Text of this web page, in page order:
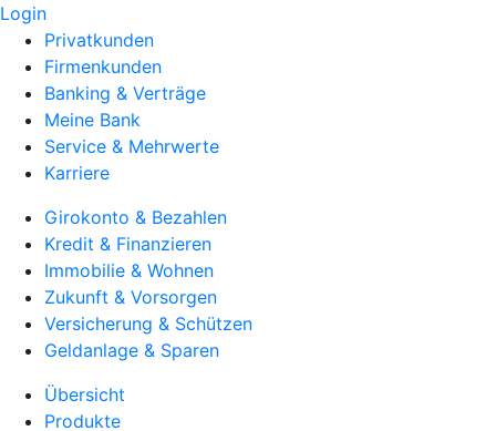
Login
Privatkunden
Firmenkunden
Banking & Verträge
Meine Bank
Service & Mehrwerte
Karriere
Girokonto & Bezahlen
Kredit & Finanzieren
Immobilie & Wohnen
Zukunft & Vorsorgen
Versicherung & Schützen
Geldanlage & Sparen
Übersicht
Produkte